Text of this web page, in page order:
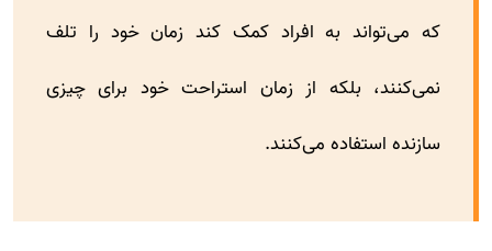
که می‌تواند به افراد کمک کند زمان خود را تلف
نمی‌کنند، بلکه از زمان استراحت خود برای چیزی
سازنده استفاده می‌کنند.